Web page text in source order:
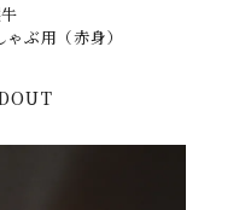
ぶ用（赤身）